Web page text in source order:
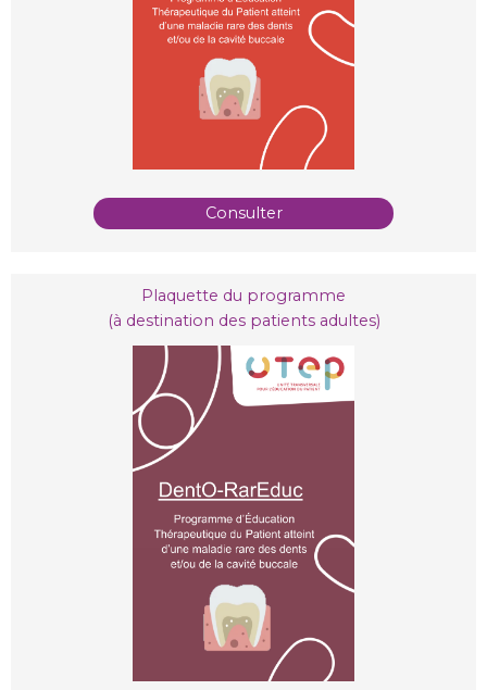
Consulter
Plaquette du programme
(à destination des patients adultes)